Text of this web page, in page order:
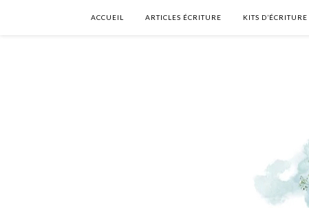
ACCUEIL ARTICLES ÉCRITURE KITS D’ÉCRITURE